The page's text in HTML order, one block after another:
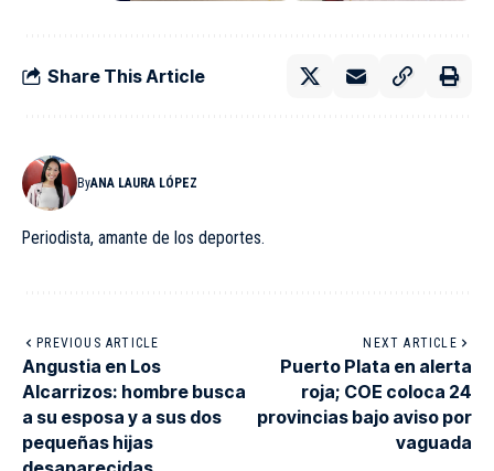
Share This Article
ByANA LAURA LÓPEZ
Periodista, amante de los deportes.
PREVIOUS ARTICLE
Angustia en Los
Alcarrizos: hombre busca
a su esposa y a sus dos
pequeñas hijas
NEXT ARTICLE
Puerto Plata en alerta
roja; COE coloca 24
provincias bajo aviso por
vaguada